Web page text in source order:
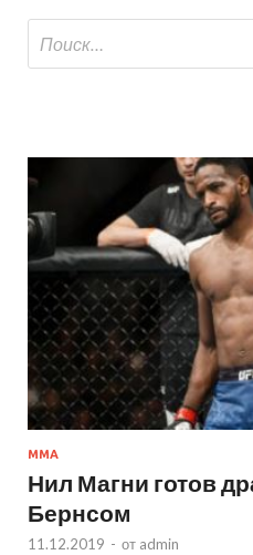
MMA
Нил Магни готов
Бернсом
11.12.2019 - от admin